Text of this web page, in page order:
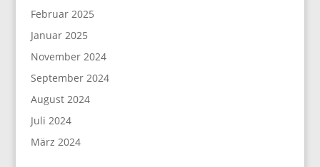
Februar 2025
Januar 2025
November 2024
September 2024
August 2024
Juli 2024
März 2024